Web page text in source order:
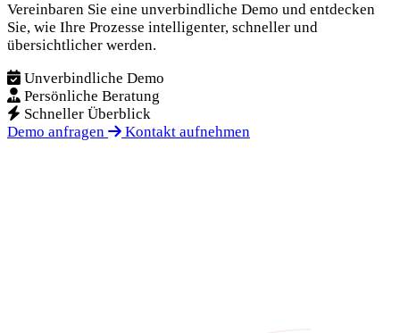
Vereinbaren Sie eine unverbindliche Demo und entdecken
Sie, wie Ihre Prozesse intelligenter, schneller und
übersichtlicher werden.
Unverbindliche Demo
Persönliche Beratung
Schneller Überblick
Demo anfragen
Kontakt aufnehmen